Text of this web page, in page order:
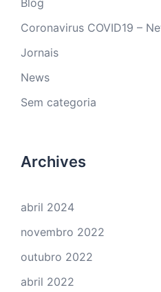
Blog
Coronavirus COVID19 –
Jornais
News
Sem categoria
Archives
abril 2024
novembro 2022
outubro 2022
abril 2022